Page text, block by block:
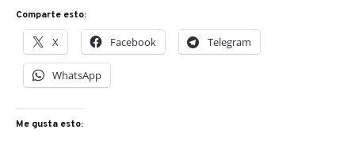
Comparte esto:
X Facebook Telegram
WhatsApp
Me gusta esto: